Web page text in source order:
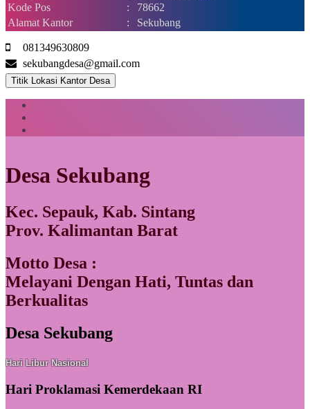
Kode Pos
:
78662
Alamat Kantor
: Sekubang
081349630809
sekubangdesa@gmail.com
Titik Lokasi Kantor Desa
Desa Sekubang
Kec. Sepauk, Kab. Sintang
Prov. Kalimantan Barat
Motto Desa :
Melayani Dengan Hati, Tuntas dan
Berkualitas
Desa Sekubang
Hari Libur Nasional
Hari Proklamasi Kemerdekaan RI